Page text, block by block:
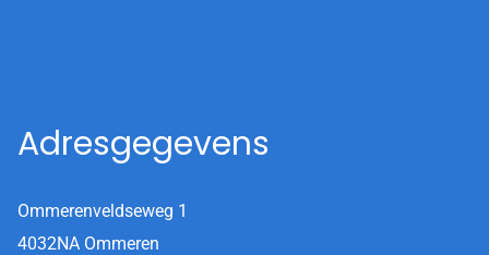
Adresgegevens
Ommerenveldseweg 1
4032NA Ommeren